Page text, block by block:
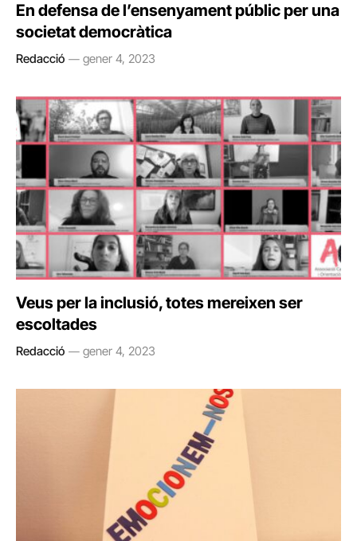
En defensa de l’ensenyament públic per una
societat democràtica
Redacció gener 4, 2023
Veus per la inclusió, totes mereixen ser
escoltades
Redacció gener 4, 2023